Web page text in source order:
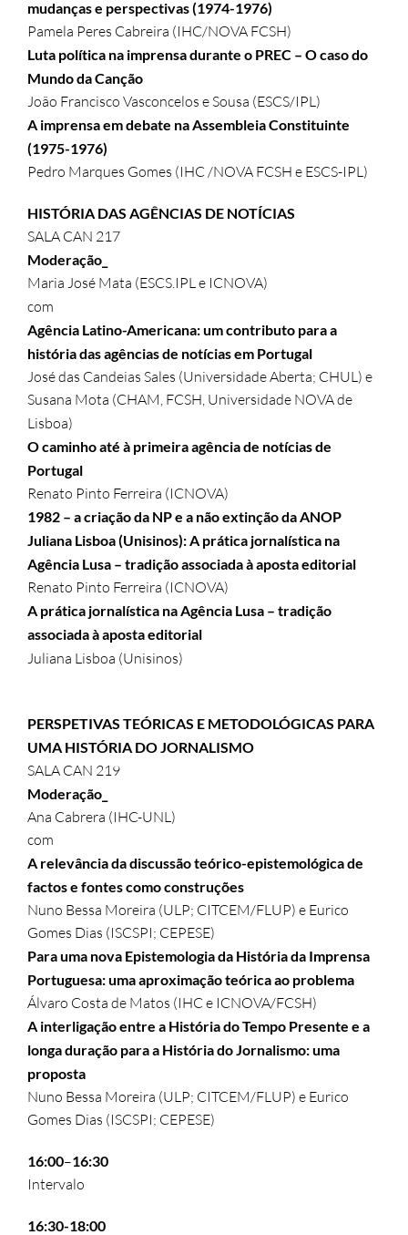
mudanças e perspectivas (1974-1976)
Pamela Peres Cabreira (IHC/NOVA FCSH)
Luta política na imprensa durante o PREC – O caso do
Mundo da Canção
João Francisco Vasconcelos e Sousa (ESCS/IPL)
A imprensa em debate na Assembleia Constituinte
(1975-1976)
Pedro Marques Gomes (IHC /NOVA FCSH e ESCS-IPL)
HISTÓRIA DAS AGÊNCIAS DE NOTÍCIAS
SALA CAN 217
Moderação_
Maria José Mata (ESCS.IPL e ICNOVA)
com
Agência Latino-Americana: um contributo para a
história das agências de notícias em Portugal
José das Candeias Sales (Universidade Aberta; CHUL) e
Susana Mota (CHAM, FCSH, Universidade NOVA de
Lisboa)
O caminho até à primeira agência de notícias de
Portugal
Renato Pinto Ferreira (ICNOVA)
1982 – a criação da NP e a não extinção da ANOP
Juliana Lisboa (Unisinos): A prática jornalística na
Agência Lusa – tradição associada à aposta editorial
Renato Pinto Ferreira (ICNOVA)
A prática jornalística na Agência Lusa – tradição
associada à aposta editorial
Juliana Lisboa (Unisinos)
PERSPETIVAS TEÓRICAS E METODOLÓGICAS PARA
UMA HISTÓRIA DO JORNALISMO
SALA CAN 219
Moderação_
Ana Cabrera (IHC-UNL)
com
A relevância da discussão teórico-epistemológica de
factos e fontes como construções
Nuno Bessa Moreira (ULP; CITCEM/FLUP) e Eurico
Gomes Dias (ISCSPI; CEPESE)
Para uma nova Epistemologia da História da Imprensa
Portuguesa: uma aproximação teórica ao problema
Álvaro Costa de Matos (IHC e ICNOVA/FCSH)
A interligação entre a História do Tempo Presente e a
longa duração para a História do Jornalismo: uma
proposta
Nuno Bessa Moreira (ULP; CITCEM/FLUP) e Eurico
Gomes Dias (ISCSPI; CEPESE)
16:00–16:30
Intervalo
16:30-18:00